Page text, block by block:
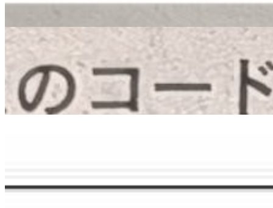
メディア掲載
中国新聞朝刊に「地場企業人を職場内訓練 AI人材
広島市内に育成拠点」が掲載されました
2025.11.11